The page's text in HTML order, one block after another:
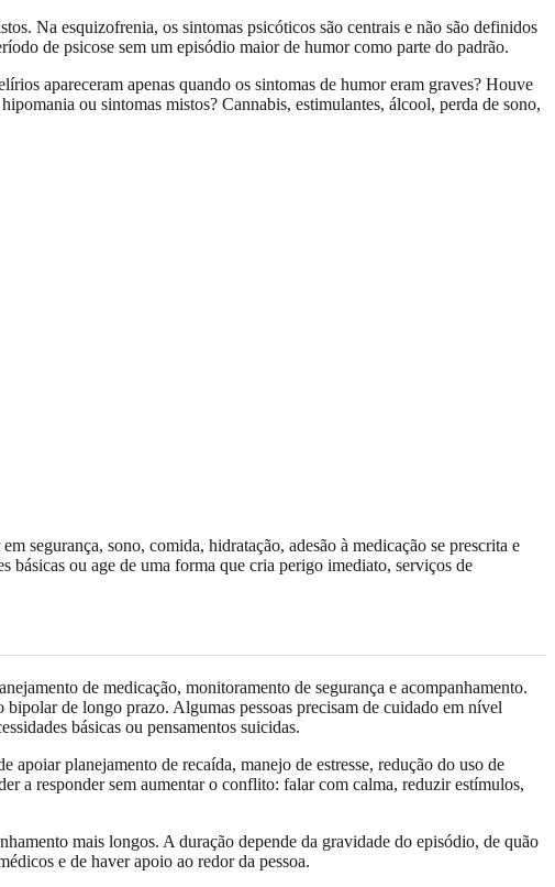
Na esquizofrenia, os sintomas psicóticos são centrais e não são definidos
de psicose sem um episódio maior de humor como parte do padrão.
apareceram apenas quando os sintomas de humor eram graves? Houve
ou sintomas mistos? Cannabis, estimulantes, álcool, perda de sono,
segurança, sono, comida, hidratação, adesão à medicação se prescrita e
básicas ou age de uma forma que cria perigo imediato, serviços de
de medicação, monitoramento de segurança e acompanhamento.
de longo prazo. Algumas pessoas precisam de cuidado em nível
básicas ou pensamentos suicidas.
apoiar planejamento de recaída, manejo de estresse, redução do uso de
a responder sem aumentar o conflito: falar com calma, reduzir estímulos,
mais longos. A duração depende da gravidade do episódio, de quão
e de haver apoio ao redor da pessoa.